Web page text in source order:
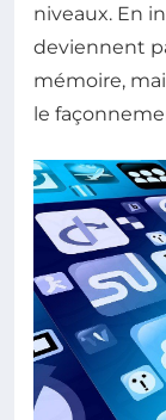
niveaux. En
deviennent
mémoire,
le